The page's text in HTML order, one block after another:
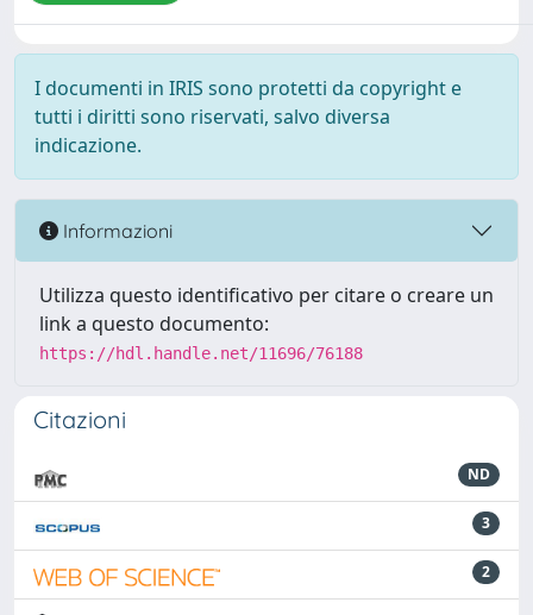
I documenti in IRIS sono protetti da copyright e
tutti i diritti sono riservati, salvo diversa
indicazione.
Informazioni
Utilizza questo identificativo per citare o creare un
link a questo documento:
https://hdl.handle.net/11696/76188
Citazioni
ND
3
2